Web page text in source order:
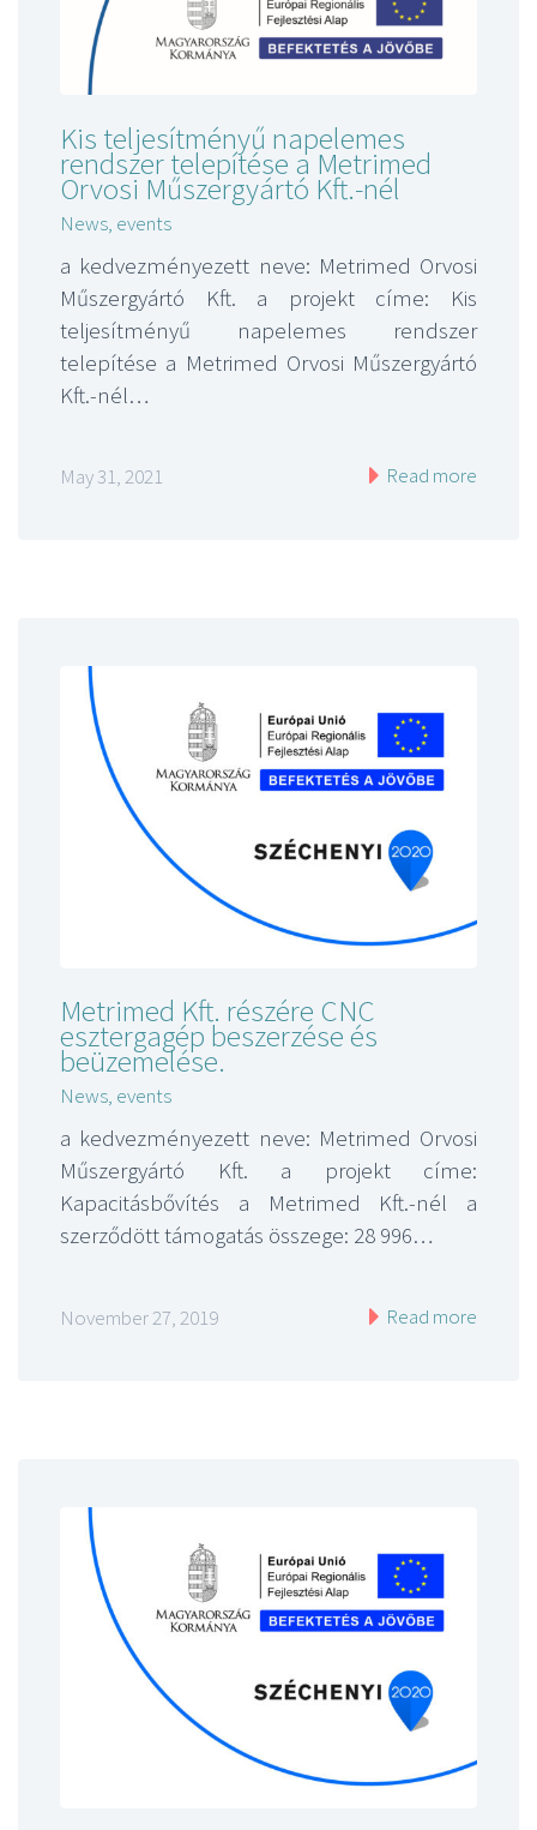
Kis teljesítményű napelemes
rendszer telepítése a Metrimed
Orvosi Műszergyártó Kft.-nél
News, events
a kedvezményezett neve: Metrimed Orvosi
Műszergyártó Kft. a projekt címe: Kis
teljesítményű napelemes rendszer
telepítése a Metrimed Orvosi Műszergyártó
Kft.-nél…
May 31, 2021 Read more
Metrimed Kft. részére CNC
esztergagép beszerzése és
beüzemelése.
News, events
a kedvezményezett neve: Metrimed Orvosi
Műszergyártó Kft. a projekt címe:
Kapacitásbővítés a Metrimed Kft.-nél a
szerződött támogatás összege: 28 996…
November 27, 2019 Read more